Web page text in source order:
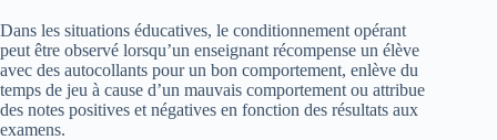
Dans les situations éducatives, le conditionnement opérant
peut être observé lorsqu’un enseignant récompense un élève
avec des autocollants pour un bon comportement, enlève du
temps de jeu à cause d’un mauvais comportement ou attribue
des notes positives et négatives en fonction des résultats aux
examens.